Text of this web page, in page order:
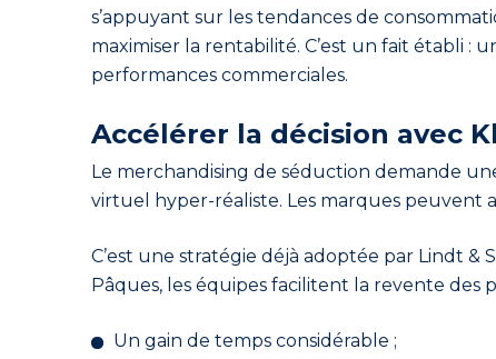
s’appuyant sur les tendances de
maximiser la rentabilité. C’est un fait établi
performances commerciales.
Accélérer la décision avec
Le merchandising de séduction demande
virtuel hyper-réaliste. Les marques peuvent
C’est une stratégie déjà adoptée par Lindt &
Pâques, les équipes facilitent la revente des
Un gain de temps considérable ;